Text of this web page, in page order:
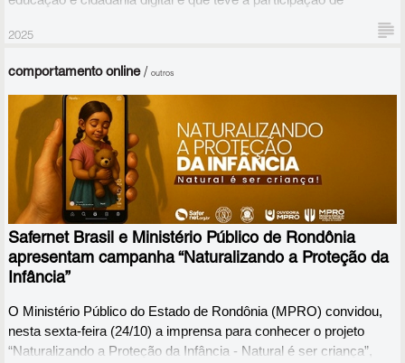
transmissões ao vivo que busca apoiar famílias e professores
nestes temas.
O debate “Tecnologias e Educação: Qual o papel dos educadores
em um novo mundo digital?” foi mediado pela psicóloga Bianca
Orrico, doutora em Estudos da Criança pela Universidade do
Minho, em Portugal.
2025
comportamento online/outros
Safernet Brasil e Ministério Público de Rondônia
apresentam campanha “Naturalizando a Proteção da
Infância”
O Ministério Público do Estado de Rondônia (MPRO) convidou,
nesta sexta-feira (24/10) a imprensa para conhecer o projeto
“Naturalizando a Proteção da Infância - Natural é ser criança”,